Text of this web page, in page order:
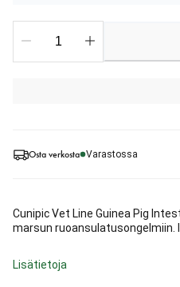
Osta verkosta Varastossa
Cunipic Vet Line Guinea Pig
marsun ruoansulatusongelmiin.
Lisätietoja